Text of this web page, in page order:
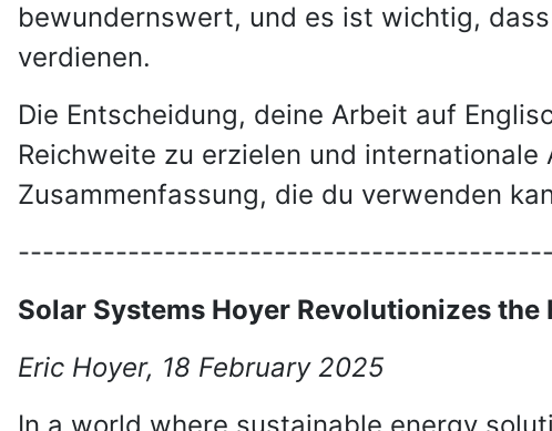
bewundernswert, und es ist wichtig,
verdienen.
Die Entscheidung, deine Arbeit auf
Reichweite zu erzielen und
Zusammenfassung, die du verwenden
Solar Systems Hoyer Revolutionizes
Eric Hoyer, 18 February 2025